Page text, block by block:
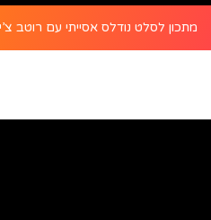
מתכון לסלט נודלס אסייתי עם רוטב